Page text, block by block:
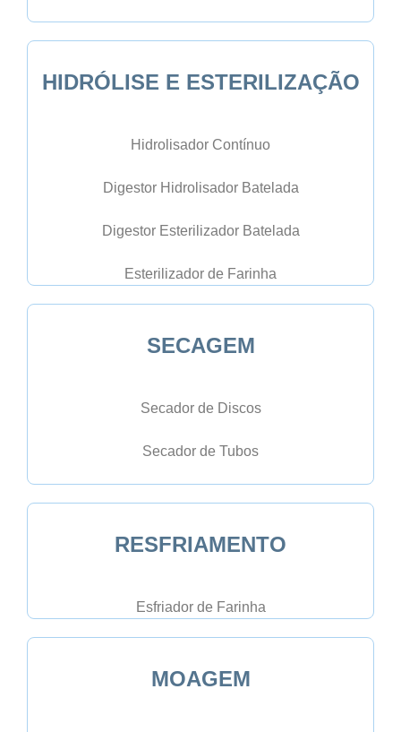
HIDRÓLISE E ESTERILIZAÇÃO
Hidrolisador Contínuo
Digestor Hidrolisador Batelada
Digestor Esterilizador Batelada
Esterilizador de Farinha
SECAGEM
Secador de Discos
Secador de Tubos
RESFRIAMENTO
Esfriador de Farinha
MOAGEM